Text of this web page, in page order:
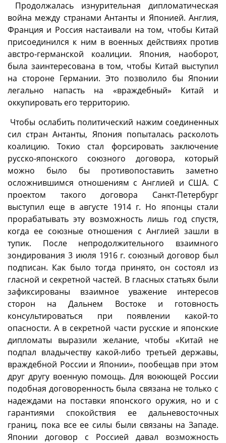
Продолжалась изнурительная дипломатическая
война между странами Антанты и Японией. Англия,
Франция и Россия настаивали на том, чтобы Китай
присоединился к ним в военных действиях против
австро-германской коалиции. Япония, наоборот,
была заинтересована в том, чтобы Китай выступил
на стороне Германии. Это позволило бы Японии
легально напасть на «враждебный» Китай и
оккупировать его территорию.
Чтобы ослабить политический нажим соединенных
сил стран Антанты, Япония попыталась расколоть
коалицию. Токио стал форсировать заключение
русско-японского союзного договора, который
можно было бы противопоставить заметно
осложнившимся отношениям с Англией и США. С
проектом такого договора Санкт-Петербург
выступил еще в августе 1914 г. Но японцы стали
прорабатывать эту возможность лишь год спустя,
когда ее союзные отношения с Англией зашли в
тупик. После непродолжительного взаимного
зондирования 3 июля 1916 г. союзный договор был
подписан. Как было тогда принято, он состоял из
гласной и секретной частей. В гласных статьях были
зафиксированы взаимное уважение интересов
сторон на Дальнем Востоке и готовность
консультироваться при появлении какой-то
опасности. А в секретной части русские и японские
дипломаты выразили желание, чтобы «Китай не
подпал владычеству какой-либо третьей державы,
враждебной России и Японии», пообещав при этом
друг другу военную помощь. Для воюющей России
подобная договоренность была связана не только с
надеждами на поставки японского оружия, но и с
гарантиями спокойствия ее дальневосточных
границ, пока все ее силы были связаны на Западе.
Японии договор с Россией давал возможность